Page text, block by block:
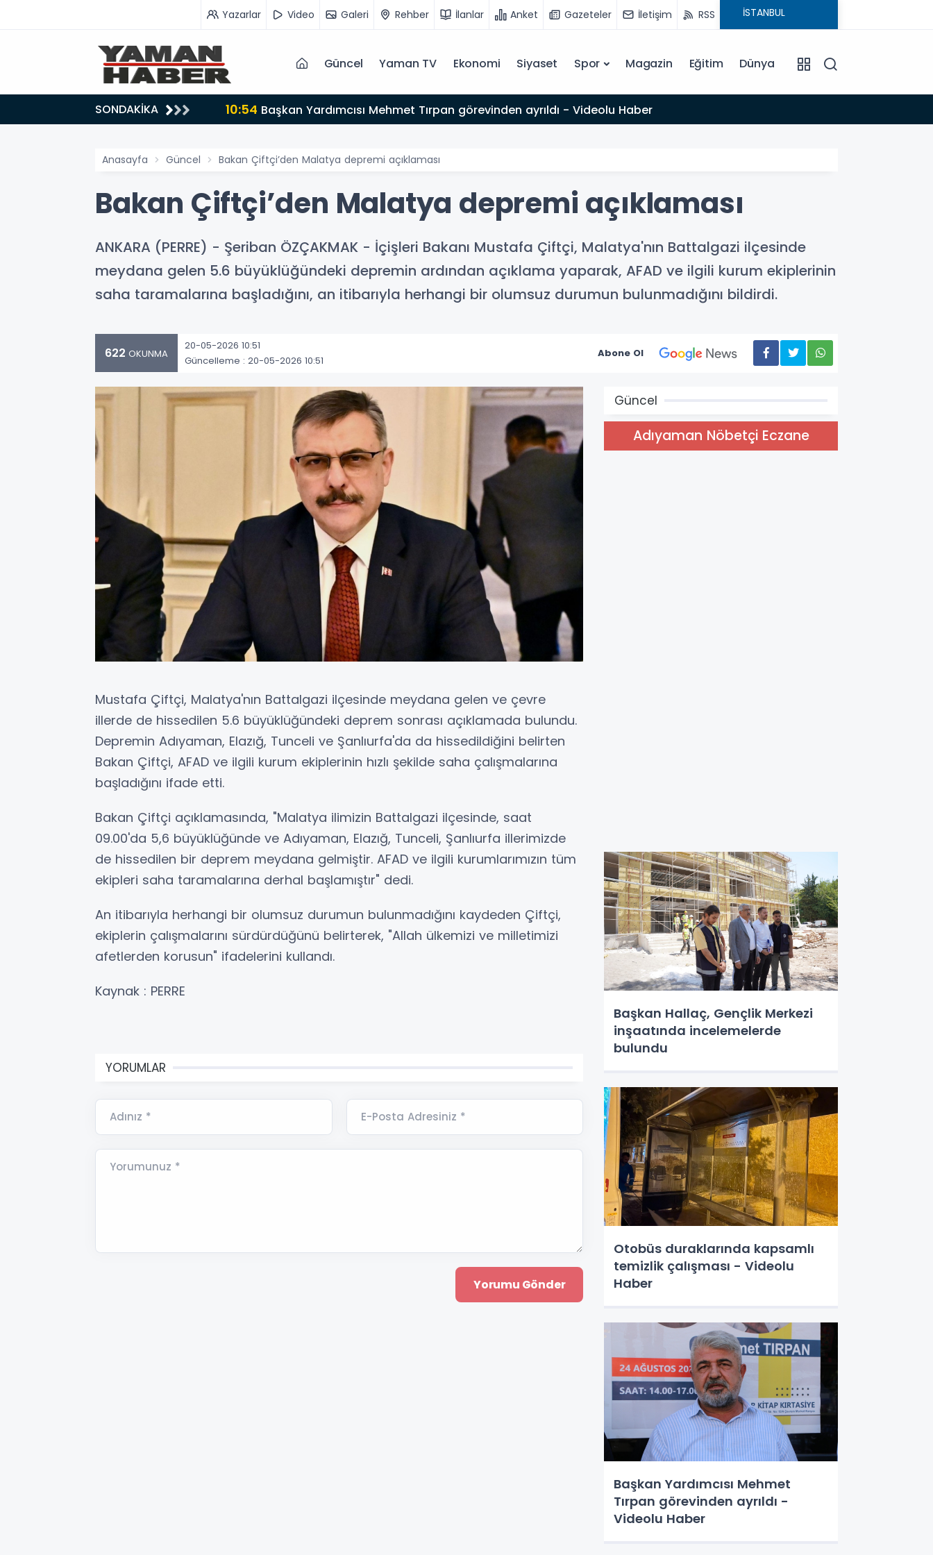
Yazarlar Video Galeri Rehber İlanlar Anket Gazeteler İletişim RSS
Güncel Yaman TV Ekonomi Siyaset Spor Magazin Eğitim Dünya
SONDAKİKA 10:51 Deri kanserleri erken teşhisle tedavi edilebilir
Anasayfa Güncel Bakan Çiftçi’den Malatya depremi açıklaması
Bakan Çiftçi’den Malatya depremi açıklaması
ANKARA (PERRE) - Şeriban ÖZÇAKMAK - İçişleri Bakanı Mustafa Çiftçi, Malatya'nın Battalgazi ilçesinde
meydana gelen 5.6 büyüklüğündeki depremin ardından açıklama yaparak, AFAD ve ilgili kurum ekiplerinin
saha taramalarına başladığını, an itibarıyla herhangi bir olumsuz durumun bulunmadığını bildirdi.
622 OKUNMA
20-05-2026 10:51
Güncelleme : 20-05-2026 10:51
Abone Ol
Mustafa Çiftçi, Malatya'nın Battalgazi ilçesinde meydana gelen ve çevre
illerde de hissedilen 5.6 büyüklüğündeki deprem sonrası açıklamada bulundu.
Depremin Adıyaman, Elazığ, Tunceli ve Şanlıurfa'da da hissedildiğini belirten
Bakan Çiftçi, AFAD ve ilgili kurum ekiplerinin hızlı şekilde saha çalışmalarına
başladığını ifade etti.
Bakan Çiftçi açıklamasında, "Malatya ilimizin Battalgazi ilçesinde, saat
09.00'da 5,6 büyüklüğünde ve Adıyaman, Elazığ, Tunceli, Şanlıurfa illerimizde
de hissedilen bir deprem meydana gelmiştir. AFAD ve ilgili kurumlarımızın tüm
ekipleri saha taramalarına derhal başlamıştır" dedi.
An itibarıyla herhangi bir olumsuz durumun bulunmadığını kaydeden Çiftçi,
ekiplerin çalışmalarını sürdürdüğünü belirterek, "Allah ülkemizi ve milletimizi
afetlerden korusun" ifadelerini kullandı.
Kaynak : PERRE
YORUMLAR
Adınız * E-Posta Adresiniz *
Yorumunuz *
Güncel
Adıyaman Nöbetçi Eczane
Başkan Hallaç, Gençlik Merkezi
inşaatında incelemelerde
bulundu
Otobüs duraklarında kapsamlı
temizlik çalışması - Videolu
Haber
Başkan Yardımcısı Mehmet
Tırpan görevinden ayrıldı -
Videolu Haber